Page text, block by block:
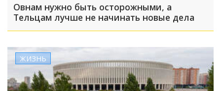
Овнам нужно быть осторожными, а
Тельцам лучше не начинать новые дела
ЖИЗНЬ